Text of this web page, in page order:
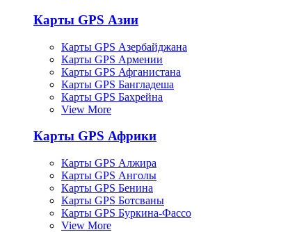
Карты GPS Азии
Карты GPS Азербайджана
Карты GPS Армении
Карты GPS Афганистана
Карты GPS Бангладеша
Карты GPS Бахрейна
View More
Карты GPS Африки
Карты GPS Алжира
Карты GPS Анголы
Карты GPS Бенина
Карты GPS Ботсваны
Карты GPS Буркина-Фассо
View More